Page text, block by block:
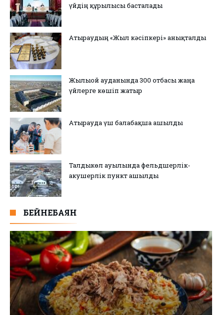
үйдің құрылысы басталады
Атыраудың «Жыл кәсіпкері» анықталды
Жылыой ауданында 300 отбасы жаңа
үйлерге көшіп жатыр
Атырауда үш балабақша ашылды
Талдыкөл ауылында фельдшерлік-
акушерлік пункт ашылды
БЕЙНЕБАЯН